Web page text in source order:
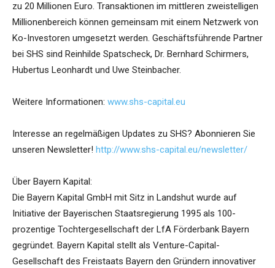
zu 20 Millionen Euro. Transaktionen im mittleren zweistelligen
Millionenbereich können gemeinsam mit einem Netzwerk von
Ko-Investoren umgesetzt werden. Geschäftsführende Partner
bei SHS sind Reinhilde Spatscheck, Dr. Bernhard Schirmers,
Hubertus Leonhardt und Uwe Steinbacher.
Weitere Informationen: www.shs-capital.eu
Interesse an regelmäßigen Updates zu SHS? Abonnieren Sie
unseren Newsletter! http://www.shs-capital.eu/newsletter/
Über Bayern Kapital:
Die Bayern Kapital GmbH mit Sitz in Landshut wurde auf
Initiative der Bayerischen Staatsregierung 1995 als 100-
prozentige Tochtergesellschaft der LfA Förderbank Bayern
gegründet. Bayern Kapital stellt als Venture-Capital-
Gesellschaft des Freistaats Bayern den Gründern innovativer